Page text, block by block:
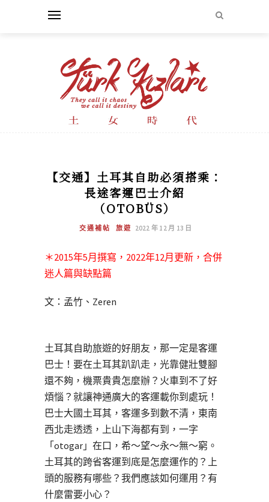
【交通】土耳其自助必須搭乘：
長途客運巴士介紹
（OTOBÜS）
交通補帖 旅遊 2022 年 12 月 13 日
＊2015年5月撰寫，2022年12月更新，合併
迷人篇與缺點篇
文：孟竹、Zeren
土耳其自助旅遊的好朋友，那一定是客運
巴士！要在土耳其趴趴走，光靠健壯雙腳
還不夠，機票貴貴怎麼辦？火車到不了好
煩惱？就讓神通廣大的客運載你到處玩！
巴士大國土耳其，客運多到數不清，東南
西北走透透，上山下海都有到，一字
「otogar」在口，希～望～永～無～窮。
土耳其的跨省客運到底是怎麼運作的？上
頭的服務有哪些？我們應該如何運用？有
什麼雷要小心？